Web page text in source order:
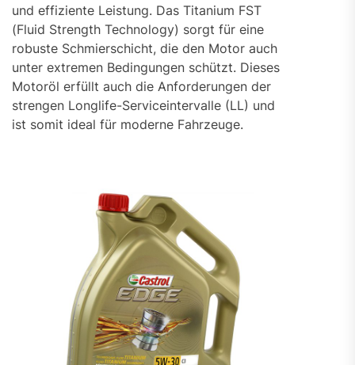
und effiziente Leistung. Das Titanium FST
(Fluid Strength Technology) sorgt für eine
robuste Schmierschicht, die den Motor auch
unter extremen Bedingungen schützt. Dieses
Motoröl erfüllt auch die Anforderungen der
strengen Longlife-Serviceintervalle (LL) und
ist somit ideal für moderne Fahrzeuge.